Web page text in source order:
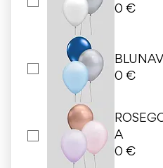
0 €
0 €
A
0 €